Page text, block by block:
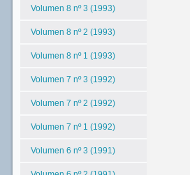
Volumen 8 nº 3 (1993)
Volumen 8 nº 2 (1993)
Volumen 8 nº 1 (1993)
Volumen 7 nº 3 (1992)
Volumen 7 nº 2 (1992)
Volumen 7 nº 1 (1992)
Volumen 6 nº 3 (1991)